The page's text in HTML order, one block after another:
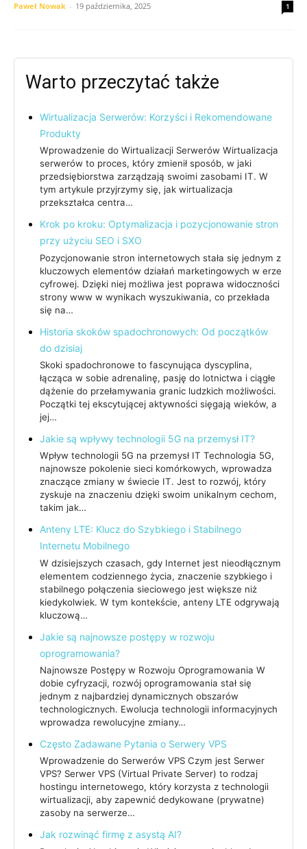
Paweł Nowak - 19 października, 2025 1
Warto przeczytać także
Wirtualizacja Serwerów: Korzyści i Rekomendowane
Produkty
Wprowadzenie do Wirtualizacji Serwerów Wirtualizacja
serwerów to proces, który zmienił sposób, w jaki
przedsiębiorstwa zarządzają swoimi zasobami IT. W
tym artykule przyjrzymy się, jak wirtualizacja
przekształca centra…
Krok po kroku: Optymalizacja i pozycjonowanie stron
przy użyciu SEO i SXO
Pozycjonowanie stron internetowych stała się jednym z
kluczowych elementów działań marketingowych w erze
cyfrowej. Dzięki niej możliwa jest poprawa widoczności
strony www w wynikach wyszukiwania, co przekłada
się na…
Historia skoków spadochronowych: Od początków
do dzisiaj
Skoki spadochronowe to fascynująca dyscyplina,
łącząca w sobie adrenalinę, pasję do lotnictwa i ciągłe
dążenie do przełamywania granic ludzkich możliwości.
Początki tej ekscytującej aktywności sięgają wieków, a
jej…
Jakie są wpływy technologii 5G na przemysł IT?
Wpływ technologii 5G na przemysł IT Technologia 5G,
najnowsze pokolenie sieci komórkowych, wprowadza
znaczące zmiany w świecie IT. Jest to rozwój, który
zyskuje na znaczeniu dzięki swoim unikalnym cechom,
takim jak…
Anteny LTE: Klucz do Szybkiego i Stabilnego
Internetu Mobilnego
W dzisiejszych czasach, gdy Internet jest nieodłącznym
elementem codziennego życia, znaczenie szybkiego i
stabilnego połączenia sieciowego jest większe niż
kiedykolwiek. W tym kontekście, anteny LTE odgrywają
kluczową…
Jakie są najnowsze postępy w rozwoju
oprogramowania?
Najnowsze Postępy w Rozwoju Oprogramowania W
dobie cyfryzacji, rozwój oprogramowania stał się
jednym z najbardziej dynamicznych obszarów
technologicznych. Ewolucja technologii informacyjnych
wprowadza rewolucyjne zmiany…
Często Zadawane Pytania o Serwery VPS
Wprowadzenie do Serwerów VPS Czym jest Serwer
VPS? Serwer VPS (Virtual Private Server) to rodzaj
hostingu internetowego, który korzysta z technologii
wirtualizacji, aby zapewnić dedykowane (prywatne)
zasoby na serwerze…
Jak rozwinąć firmę z asystą AI?